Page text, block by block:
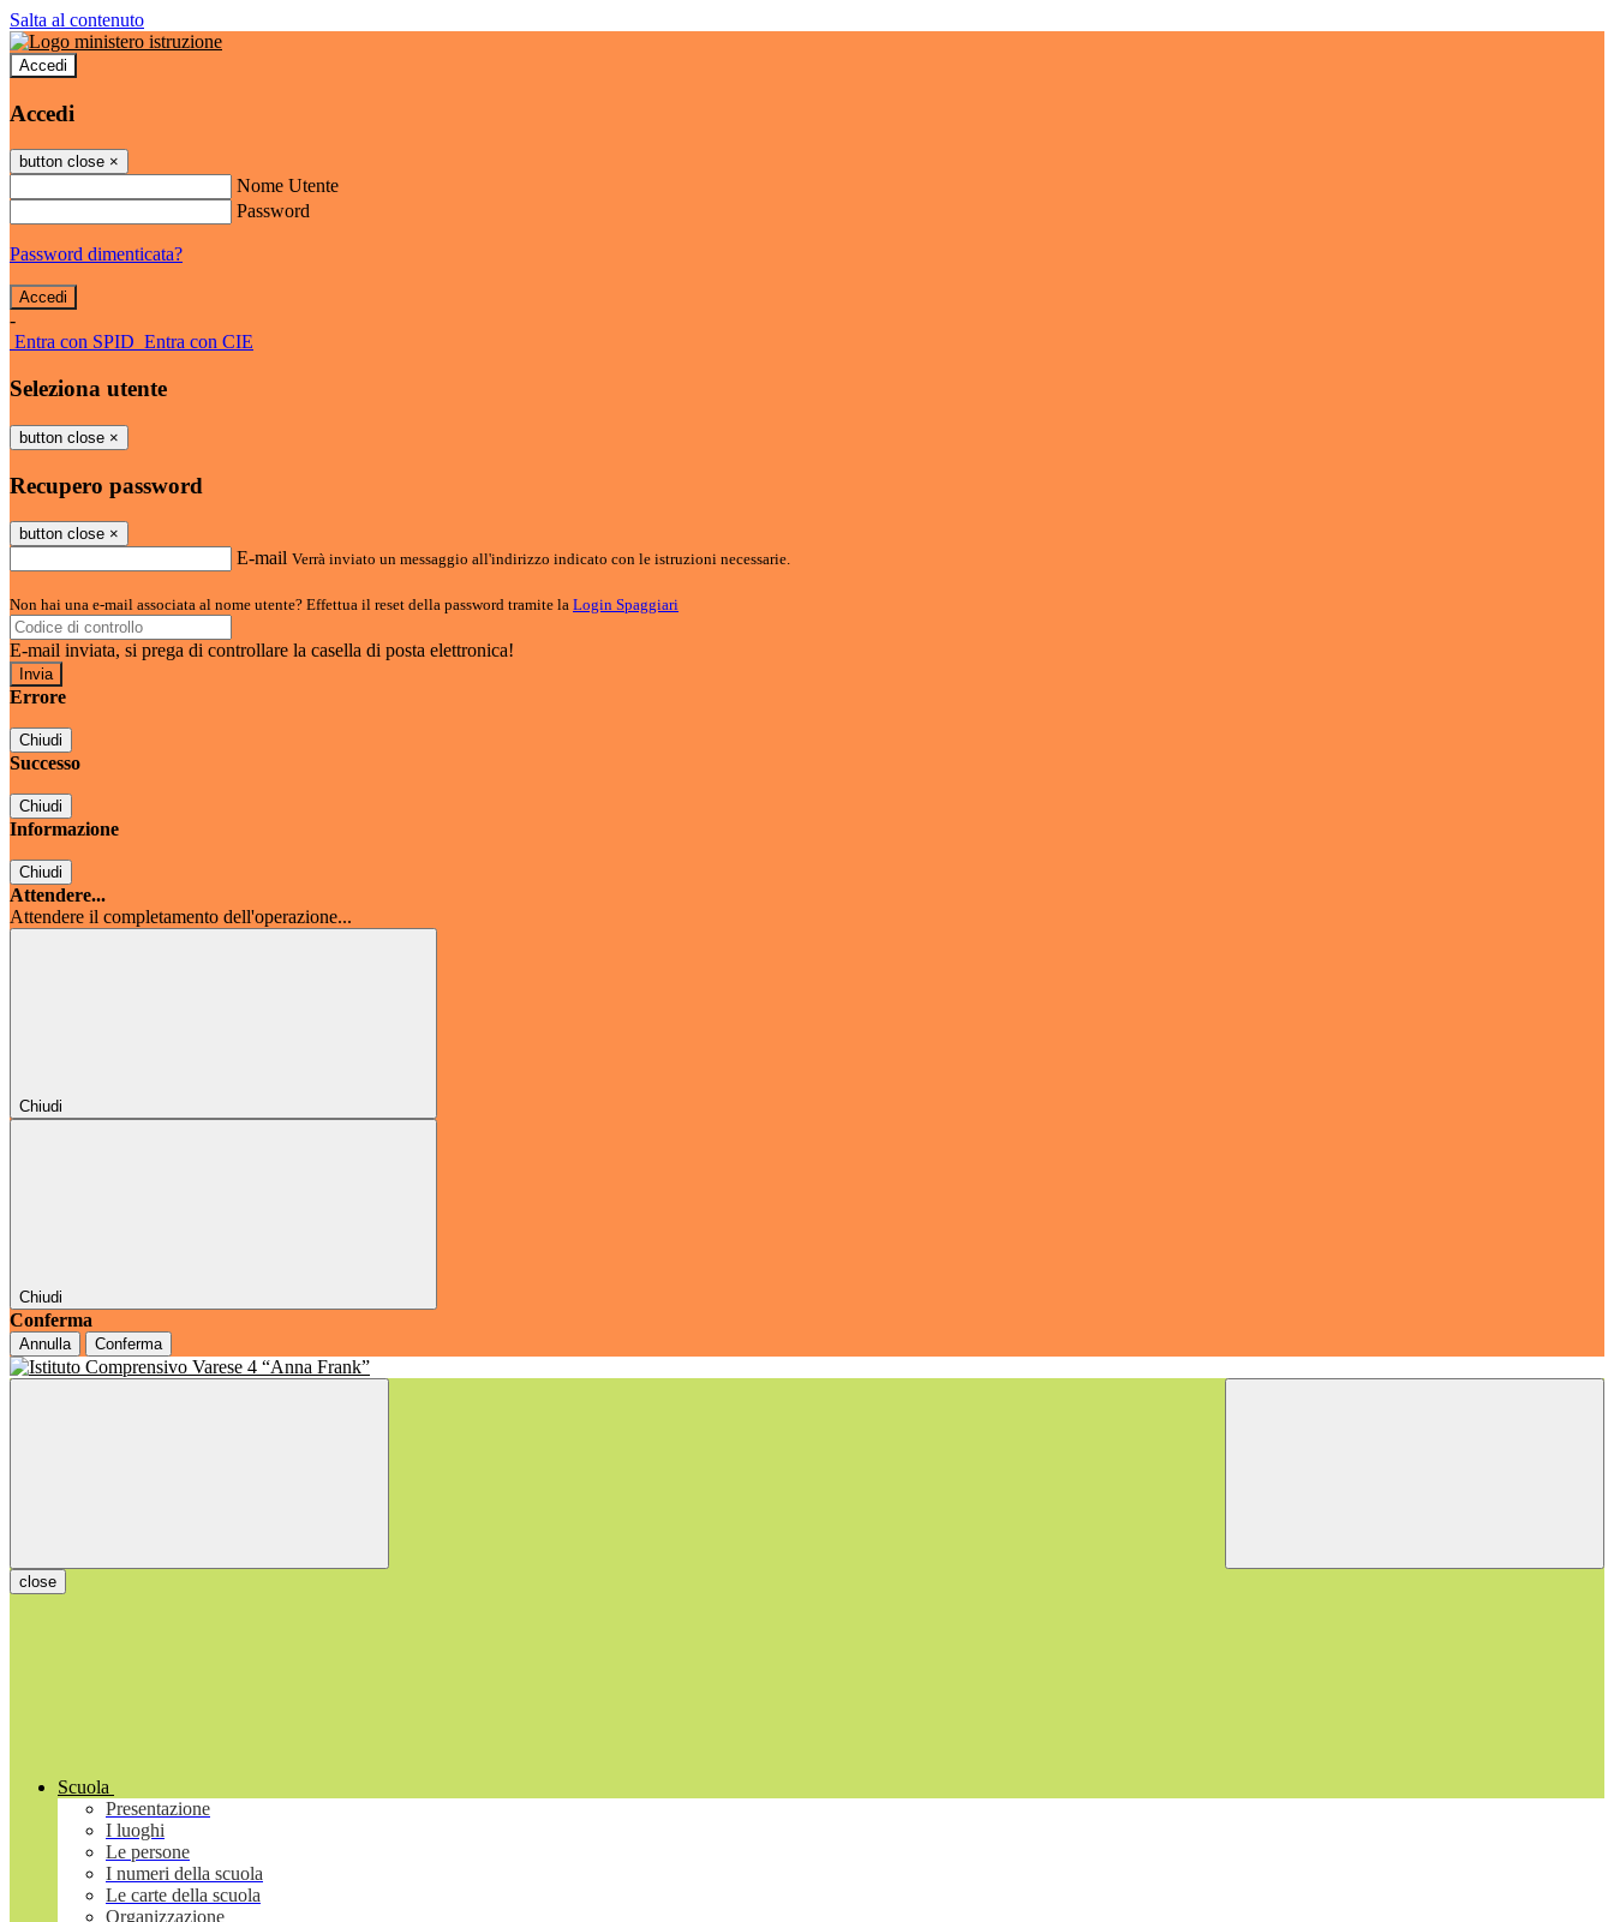
Salta al contenuto
Accedi
Accedi
button close ×
Nome Utente
Password
Password dimenticata?
-
Entra con SPID Entra con CIE
Seleziona utente
button close ×
Recupero password
button close ×
E-mail Verrà inviato un messaggio all'indirizzo indicato con le istruzioni necessarie.
Non hai una e-mail associata al nome utente? Effettua il reset della password tramite la Login Spaggiari
E-mail inviata, si prega di controllare la casella di posta elettronica!
Errore
Chiudi
Successo
Chiudi
Informazione
Chiudi
Attendere...
Attendere il completamento dell'operazione...
Chiudi
Chiudi
Conferma
Annulla Conferma
close
Scuola
Presentazione
I luoghi
Le persone
I numeri della scuola
Le carte della scuola
Organizzazione